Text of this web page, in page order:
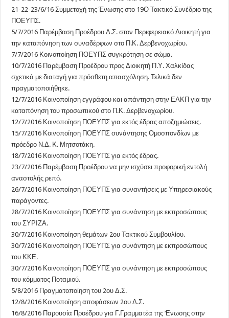
21-22-23/6/16 Συμμετοχή της Ένωσης στο 19Ο Τακτικό Συνέδριο της
ΠΟΕΥΠΣ.
5/7/2016 Παρέμβαση Προέδρου Δ.Σ. στον Περιφερειακό Διοικητή για
την καταπόνηση των συναδέρφων στο Π.Κ. Δερβενοχωρίου.
7/7/2016 Κοινοποίηση ΠΟΕΥΠΣ συγκρότηση σε σώμα.
10/7/2016 Παρέμβαση Προέδρου προς Διοικητή Π.Υ. Χαλκίδας
σχετικά με διαταγή για πρόσθετη απασχόληση. Τελικά δεν
πραγματοποιήθηκε.
12/7/2016 Κοινοποίηση εγγράφου και απάντηση στην ΕΑΚΠ για την
καταπόνηση του προσωπικού στο Π.Κ. Δερβενοχωρίου.
12/7/2016 Κοινοποίηση ΠΟΕΥΠΣ για εκτός έδρας αποζημιώσεις.
15/7/2016 Κοινοποίηση ΠΟΕΥΠΣ συνάντησης Ομοσπονδίων με
πρόεδρο Ν.Δ. Κ. Μητσοτάκη.
18/7/2016 Κοινοποίηση ΠΟΕΥΠΣ για εκτός έδρας.
23/7/2016 Παρέμβαση Προέδρου να μην ισχύσει προφορική εντολή
αναστολής ρεπό.
26/7/2016 Κοινοποίηση ΠΟΕΥΠΣ για συναντήσεις με Υπηρεσιακούς
παράγοντες.
28/7/2016 Κοινοποίηση ΠΟΕΥΠΣ για συνάντηση με εκπροσώπους
του ΣΥΡΙΖΑ.
30/7/2016 Κοινοποίηση θεμάτων 2ου Τακτικού Συμβουλίου.
30/7/2016 Κοινοποίηση ΠΟΕΥΠΣ για συνάντηση με εκπροσώπους
του ΚΚΕ.
30/7/2016 Κοινοποίηση ΠΟΕΥΠΣ για συνάντηση με εκπροσώπους
του κόμματος Ποταμιού.
5/8/2016 Πραγματοποίηση του 2ου Δ.Σ.
12/8/2016 Κοινοποίηση αποφάσεων 2ου Δ.Σ.
16/8/2016 Παρουσία Προέδρου για Γ.Γραμματέα της ‘Ενωσης στην